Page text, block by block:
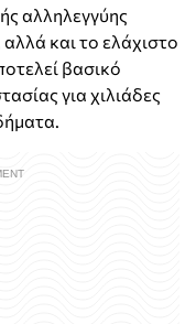
αλληλεγγύης
και το ελάχιστο
βασικό
για χιλιάδες